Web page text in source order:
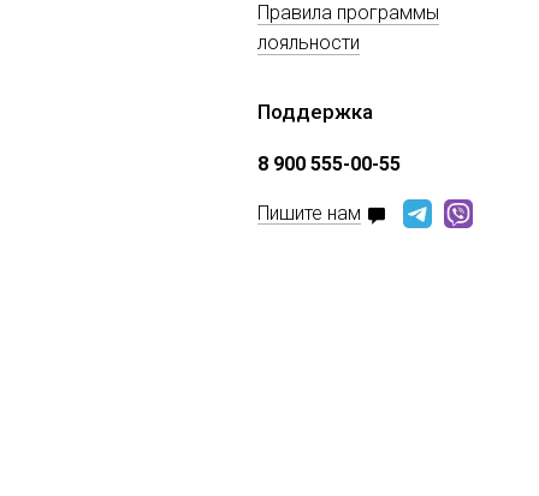
Правила программы
лояльности
Поддержка
8 900 555-00-55
Пишите нам